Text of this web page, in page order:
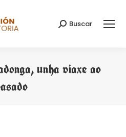
Search:
Buscar
unha viaxe ao